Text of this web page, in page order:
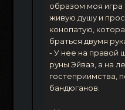
образом моя
живую душу и
конопатую,
браться двумя
- У нее на правой
руны Эйваз, а на
гостеприимства,
бандюганов.